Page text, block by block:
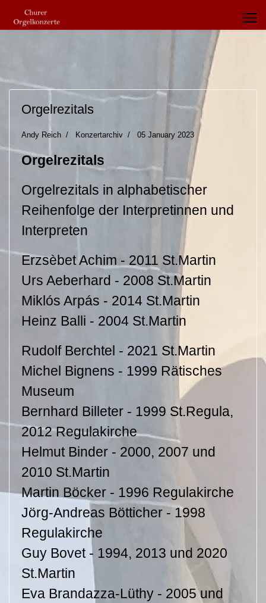
Orgelrezitals
Andy Reich Konzertarchiv 05 January 2023
Orgelrezitals
Orgelrezitals in alphabetischer
Reihenfolge der Interpretinnen und
Interpreten
Erzsèbet Achim - 2011 St.Martin
Urs Aeberhard - 2008 St.Martin
Miklós Arpás - 2014 St.Martin
Heinz Balli - 2004 St.Martin
Rudolf Berchtel - 2021 St.Martin
Michel Bignens - 1999 Rätisches
Museum
Bernhard Billeter - 1999 St.Regula,
2012 Regulakirche
Helmut Binder - 2000, 2007 und
2010 St.Martin
Martin Böcker - 1996 Regulakirche
Jörg-Andreas Bötticher - 1998
Regulakirche
Guy Bovet - 1994, 2013 und 2020
St.Martin
Eva Brandazza-Lüthy - 2005 und